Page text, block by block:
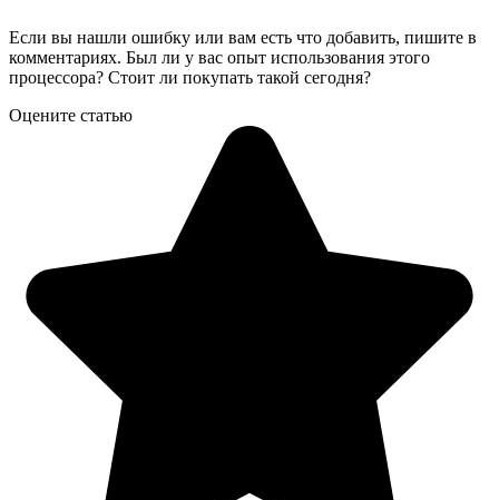
Если вы нашли ошибку или вам есть что добавить, пишите в
комментариях. Был ли у вас опыт использования этого
процессора? Стоит ли покупать такой сегодня?
Оцените статью